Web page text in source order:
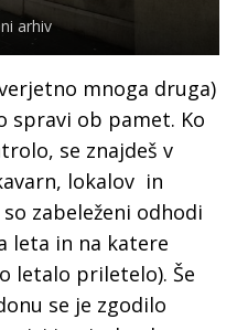
arhiv
mnoga druga)
spravi ob pamet. Ko
se znajdeš v
lokalov in
zabeleženi odhodi
leta in na katere
letalo priletelo). Še
se je zgodilo